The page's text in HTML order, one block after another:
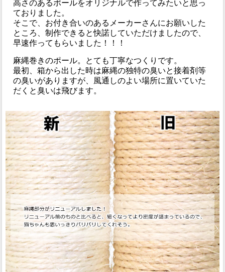
高さのあるポールをオリジナルで作ってみたいと思っ
ておりました。
そこで、お付き合いのあるメーカーさんにお願いした
ところ、制作できると快諾していただけましたので、
早速作ってもらいました！！！
麻縄巻きのポール。とても丁寧なつくりです。
最初、箱から出した時は麻縄の独特の臭いと接着剤等
の臭いがありますが、風通しのよい場所に置いていた
だくと臭いは飛びます。